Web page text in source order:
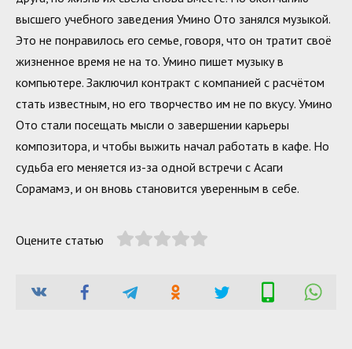
высшего учебного заведения Умино Ото занялся музыкой.
Это не понравилось его семье, говоря, что он тратит своё
жизненное время не на то. Умино пишет музыку в
компьютере. Заключил контракт с компанией с расчётом
стать известным, но его творчество им не по вкусу. Умино
Ото стали посещать мысли о завершении карьеры
композитора, и чтобы выжить начал работать в кафе. Но
судьба его меняется из-за одной встречи с Асаги
Сорамамэ, и он вновь становится уверенным в себе.
Оцените статью